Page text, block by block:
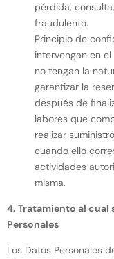
pérdida,
fraudulento.
Principio de
intervengan en
no tengan la
garantizar la
después de
labores que
realizar
cuando ello
actividades
misma.
4. Tratamiento al cual
Personales
Los Datos Personales